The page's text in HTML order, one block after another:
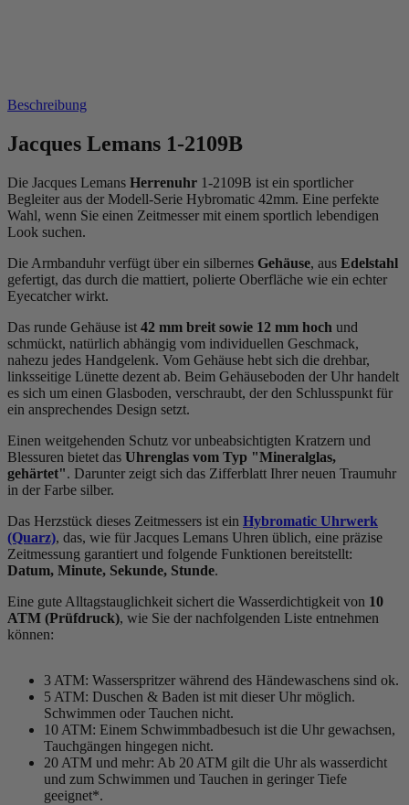
Beschreibung
Jacques Lemans 1-2109B
Die Jacques Lemans Herrenuhr 1-2109B ist ein sportlicher
Begleiter aus der Modell-Serie Hybromatic 42mm. Eine perfekte
Wahl, wenn Sie einen Zeitmesser mit einem sportlich lebendigen
Look suchen.
Die Armbanduhr verfügt über ein silbernes Gehäuse, aus Edelstahl
gefertigt, das durch die mattiert, polierte Oberfläche wie ein echter
Eyecatcher wirkt.
Das runde Gehäuse ist 42 mm breit sowie 12 mm hoch und
schmückt, natürlich abhängig vom individuellen Geschmack,
nahezu jedes Handgelenk. Vom Gehäuse hebt sich die drehbar,
linksseitige Lünette dezent ab. Beim Gehäuseboden der Uhr handelt
es sich um einen Glasboden, verschraubt, der den Schlusspunkt für
ein ansprechendes Design setzt.
Einen weitgehenden Schutz vor unbeabsichtigten Kratzern und
Blessuren bietet das Uhrenglas vom Typ "Mineralglas,
gehärtet". Darunter zeigt sich das Zifferblatt Ihrer neuen Traumuhr
in der Farbe silber.
Das Herzstück dieses Zeitmessers ist ein Hybromatic Uhrwerk
(Quarz), das, wie für Jacques Lemans Uhren üblich, eine präzise
Zeitmessung garantiert und folgende Funktionen bereitstellt:
Datum, Minute, Sekunde, Stunde.
Eine gute Alltagstauglichkeit sichert die Wasserdichtigkeit von 10
ATM (Prüfdruck), wie Sie der nachfolgenden Liste entnehmen
können:
3 ATM: Wasserspritzer während des Händewaschens sind ok.
5 ATM: Duschen & Baden ist mit dieser Uhr möglich.
Schwimmen oder Tauchen nicht.
10 ATM: Einem Schwimmbadbesuch ist die Uhr gewachsen,
Tauchgängen hingegen nicht.
20 ATM und mehr: Ab 20 ATM gilt die Uhr als wasserdicht
und zum Schwimmen und Tauchen in geringer Tiefe
geeignet*.